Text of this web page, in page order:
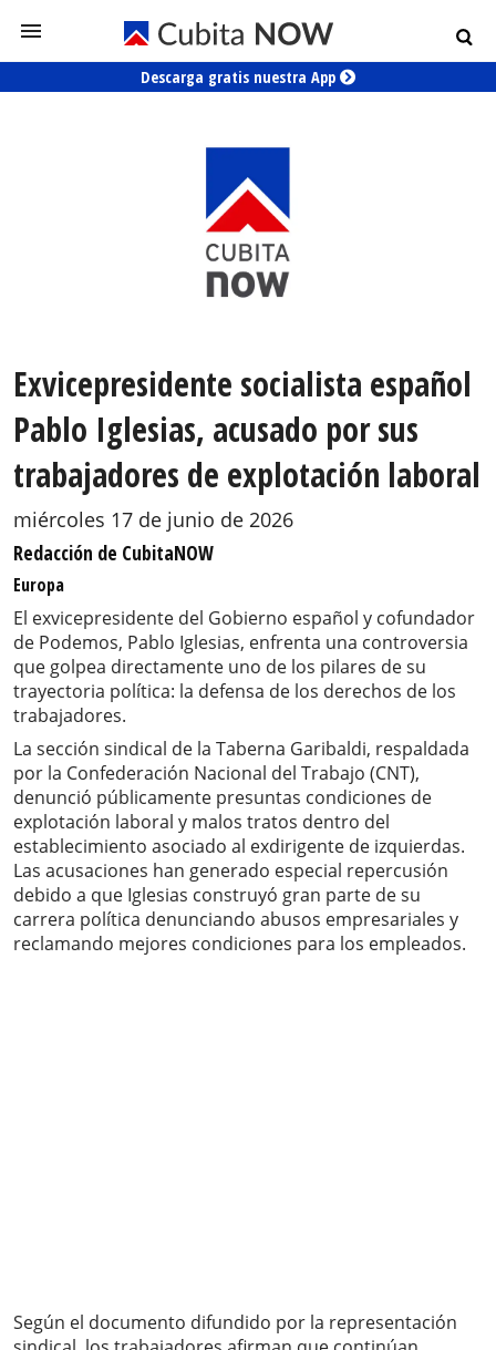
Descarga gratis nuestra App
Exvicepresidente socialista español
Pablo Iglesias, acusado por sus
trabajadores de explotación laboral
miércoles 17 de junio de 2026
Redacción de CubitaNOW
Europa
El exvicepresidente del Gobierno español y cofundador
de Podemos, Pablo Iglesias, enfrenta una controversia
que golpea directamente uno de los pilares de su
trayectoria política: la defensa de los derechos de los
trabajadores.
La sección sindical de la Taberna Garibaldi, respaldada
por la Confederación Nacional del Trabajo (CNT),
denunció públicamente presuntas condiciones de
explotación laboral y malos tratos dentro del
establecimiento asociado al exdirigente de izquierdas.
Las acusaciones han generado especial repercusión
debido a que Iglesias construyó gran parte de su
carrera política denunciando abusos empresariales y
reclamando mejores condiciones para los empleados.
Según el documento difundido por la representación